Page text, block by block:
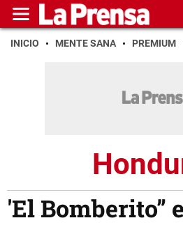
INICIO MENTE SANA PREMIUM
'El Bomberito”